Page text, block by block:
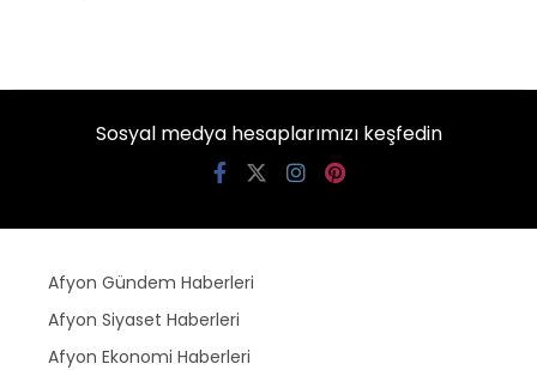
Sosyal medya hesaplarımızı keşfedin
Afyon Gündem Haberleri
Afyon Siyaset Haberleri
Afyon Ekonomi Haberleri